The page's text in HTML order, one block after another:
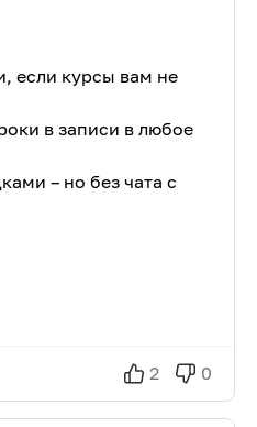
если курсы вам не
в записи в любое
– но без чата с
2 0